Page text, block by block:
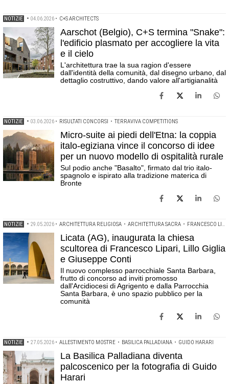
NOTIZIE • 04.06.2026 • C+S ARCHITECTS
Aarschot (Belgio), C+S termina "Snake":
l'edificio plasmato per accogliere la vita
e il cielo
L'architettura trae la sua ragion d'essere
dall'identità della comunità, dal disegno urbano, dal
dettaglio costruttivo, dando valore all'artigianalità
NOTIZIE • 03.06.2026 • RISULTATI CONCORSI • TERRAVIVA COMPETITIONS
Micro-suite ai piedi dell'Etna: la coppia
italo-egiziana vince il concorso di idee
per un nuovo modello di ospitalità rurale
Sul podio anche "Basalto", firmato dal trio italo-
spagnolo e ispirato alla tradizione materica di
Bronte
NOTIZIE • 29.05.2026 • ARCHITETTURA RELIGIOSA • ARCHITETTURA SACRA • FRANCESCO LIPARI
Licata (AG), inaugurata la chiesa
scultorea di Francesco Lipari, Lillo Giglia
e Giuseppe Conti
Il nuovo complesso parrocchiale Santa Barbara,
frutto di concorso ad inviti promosso
dall'Arcidiocesi di Agrigento e dalla Parrocchia
Santa Barbara, è uno spazio pubblico per la
comunità
NOTIZIE • 27.05.2026 • ALLESTIMENTO MOSTRE • BASILICA PALLADIANA • GUIDO HARARI
La Basilica Palladiana diventa
palcoscenico per la fotografia di Guido
Harari